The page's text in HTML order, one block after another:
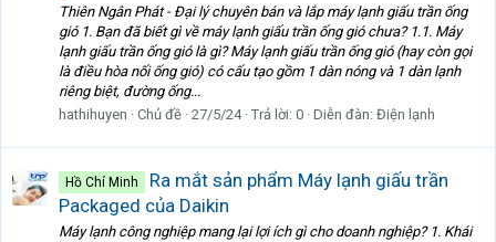
Thiên Ngân Phát - Đại lý chuyên bán và lắp máy lạnh giấu trần ống
gió 1. Bạn đã biết gì về máy lạnh giấu trần ống gió chưa? 1.1. Máy
lạnh giấu trần ống gió là gì? Máy lạnh giấu trần ống gió (hay còn gọi
là điều hòa nối ống gió) có cấu tạo gồm 1 dàn nóng và 1 dàn lạnh
riêng biệt, đường ống...
hathihuyen
Chủ đề 27/5/24 Trả lời: 0 Diễn đàn: Điện lạnh
Hồ Chí Minh
Ra mắt sản phẩm Máy lạnh giấu trần
Packaged của Daikin
Máy lạnh công nghiệp mang lại lợi ích gì cho doanh nghiệp? 1. Khái